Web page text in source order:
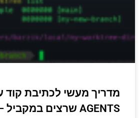
AGENTS שרצים במקביל – איך זה עובד?